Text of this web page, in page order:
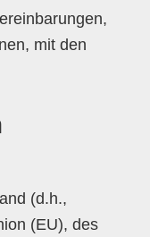
mit den
(d.h.,
(EU), des